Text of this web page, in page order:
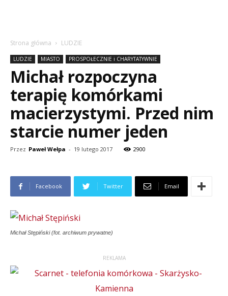
Strona główna LUDZIE
LUDZIE MIASTO PROSPOŁECZNIE i CHARYTATYWNIE
Michał rozpoczyna
terapię komórkami
macierzystymi. Przed nim
starcie numer jeden
Przez Paweł Wełpa - 19 lutego 2017 2900
Facebook Twitter Email
Michał Stępiński (fot. archiwum prywatne)
REKLAMA